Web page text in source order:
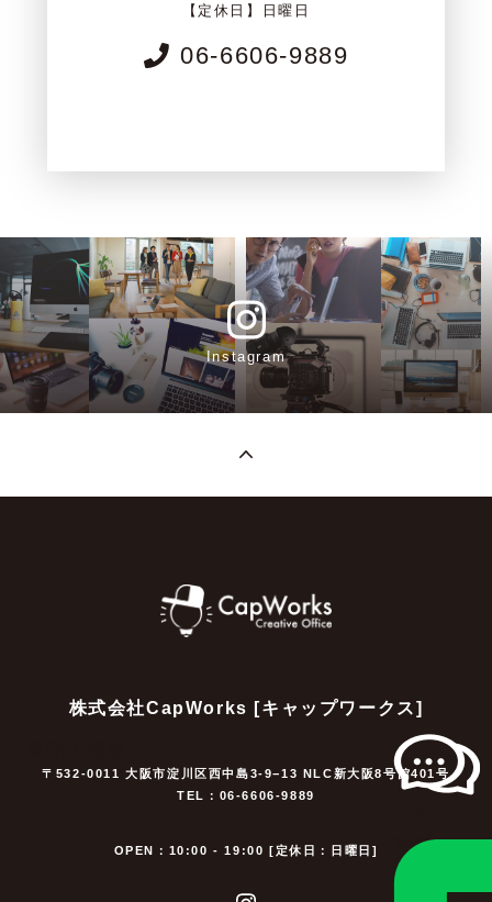
相談
【定休日】日曜日
06-6606-9889
Instagram
株式会社CapWorks [キャップワークス]
〒532-0011 大阪市淀川区西中島3-9−13 NLC新大阪8号館401号
TEL：06-6606-9889
OPEN：10:00 - 19:00 [定休日：日曜日]